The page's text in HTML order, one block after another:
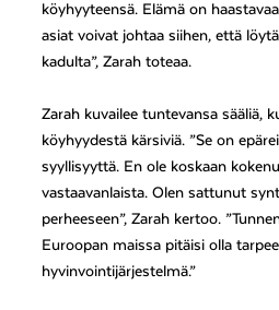
köyhyyteensä. Elämä on
asiat voivat johtaa siihen, että
kadulta”, Zarah toteaa.
Zarah kuvailee tuntevansa sääliä,
köyhyydestä kärsiviä. ”Se on
syyllisyyttä. En ole koskaan
vastaavanlaista. Olen sattunut
perheeseen”, Zarah kertoo.
Euroopan maissa pitäisi olla
hyvinvointijärjestelmä.”